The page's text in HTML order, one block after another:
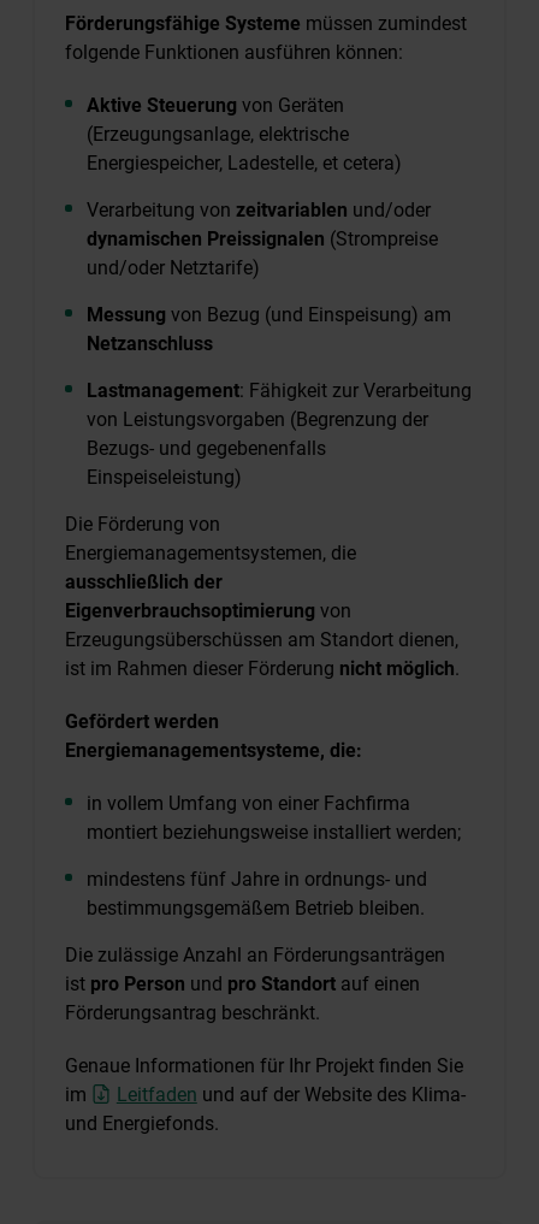
Förderungsfähige Systeme müssen zumindest
folgende Funktionen ausführen können:
Aktive Steuerung von Geräten
(Erzeugungsanlage, elektrische
Energiespeicher, Ladestelle, et cetera)
Verarbeitung von zeitvariablen und/oder
dynamischen Preissignalen (Strompreise
und/oder Netztarife)
Messung von Bezug (und Einspeisung) am
Netzanschluss
Lastmanagement: Fähigkeit zur Verarbeitung
von Leistungsvorgaben (Begrenzung der
Bezugs- und gegebenenfalls
Einspeiseleistung)
Die Förderung von
Energiemanagementsystemen, die
ausschließlich der
Eigenverbrauchsoptimierung von
Erzeugungsüberschüssen am Standort dienen,
ist im Rahmen dieser Förderung nicht möglich.
Gefördert werden
Energiemanagementsysteme, die:
in vollem Umfang von einer Fachfirma
montiert beziehungsweise installiert werden;
mindestens fünf Jahre in ordnungs- und
bestimmungsgemäßem Betrieb bleiben.
Die zulässige Anzahl an Förderungsanträgen
ist pro Person und pro Standort auf einen
Förderungsantrag beschränkt.
Genaue Informationen für Ihr Projekt finden Sie
im
Leitfaden und auf der Website des Klima-
und Energiefonds.